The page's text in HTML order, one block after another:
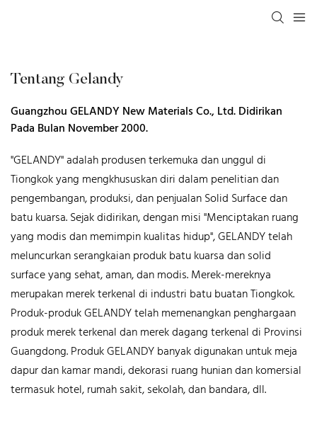
Tentang Gelandy
Guangzhou GELANDY New Materials Co., Ltd. Didirikan
Pada Bulan November 2000.
"GELANDY" adalah produsen terkemuka dan unggul di
Tiongkok yang mengkhususkan diri dalam penelitian dan
pengembangan, produksi, dan penjualan Solid Surface dan
batu kuarsa. Sejak didirikan, dengan misi "Menciptakan ruang
yang modis dan memimpin kualitas hidup", GELANDY telah
meluncurkan serangkaian produk batu kuarsa dan solid
surface yang sehat, aman, dan modis. Merek-mereknya
merupakan merek terkenal di industri batu buatan Tiongkok.
Produk-produk GELANDY telah memenangkan penghargaan
produk merek terkenal dan merek dagang terkenal di Provinsi
Guangdong. Produk GELANDY banyak digunakan untuk meja
dapur dan kamar mandi, dekorasi ruang hunian dan komersial
termasuk hotel, rumah sakit, sekolah, dan bandara, dll.